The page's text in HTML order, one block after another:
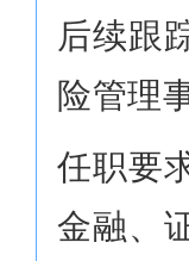
后续跟
险管理
任职要
金融、